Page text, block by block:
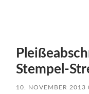
Stempel-
10. NOVEMBER 2013